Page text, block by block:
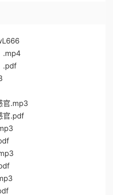
.mp4
.pdf
官.mp3
官.pdf